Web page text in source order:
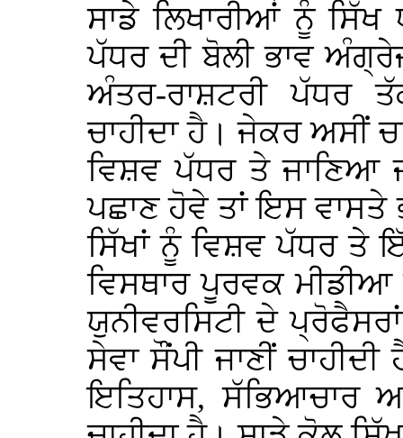
ਸਾਡੇ ਲਿਖਾਰੀਆਂ ਨੂੰ
ਪੱਧਰ ਦੀ ਬੋਲੀ ਭਾਵ
ਅੰਤਰ-ਰਾਸ਼ਟਰੀ ਪੱਧਰ
ਚਾਹੀਦਾ ਹੈ। ਜੇਕਰ ਅਸੀਂ
ਵਿਸ਼ਵ ਪੱਧਰ ਤੇ ਜਾਣਿਆ
ਪਛਾਣ ਹੋਵੇ ਤਾਂ ਇਸ ਵਾਸਤੇ
ਸਿੱਖਾਂ ਨੂੰ ਵਿਸ਼ਵ ਪੱਧਰ ਤੇ
ਵਿਸਥਾਰ ਪੂਰਵਕ ਮੀਡੀਆ
ਯੁਨੀਵਰਸਿਟੀ ਦੇ
ਸੇਵਾ ਸੌਂਪੀ ਜਾਣੀਂ
ਇਤਿਹਾਸ, ਸੱਭਿਆਚਾਰ